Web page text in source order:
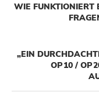
WIE FUNKTIONIERT
„EIN
OP 10 / OP